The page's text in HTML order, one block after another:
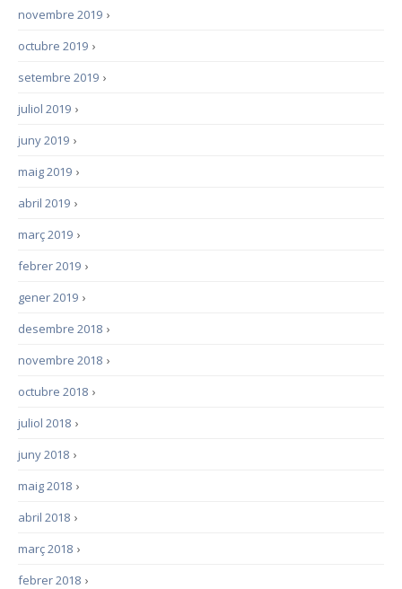
›
novembre 2019
›
octubre 2019
›
setembre 2019
›
juliol 2019
›
juny 2019
›
maig 2019
›
abril 2019
›
març 2019
›
febrer 2019
›
gener 2019
›
desembre 2018
›
novembre 2018
›
octubre 2018
›
juliol 2018
›
juny 2018
›
maig 2018
›
abril 2018
›
març 2018
›
febrer 2018